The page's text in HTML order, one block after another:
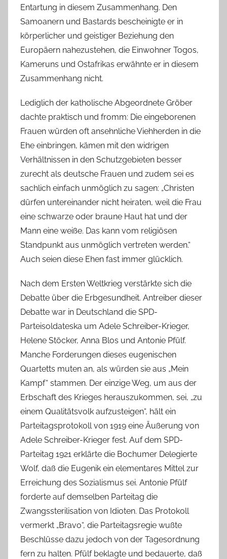
Entartung in diesem Zusammenhang. Den
Samoanern und Bastards bescheinigte er in
körperlicher und geistiger Beziehung den
Europäern nahezustehen, die Einwohner Togos,
Kameruns und Ostafrikas erwähnte er in diesem
Zusammenhang nicht.
Lediglich der katholische Abgeordnete Gröber
dachte praktisch und fromm: Die eingeborenen
Frauen würden oft ansehnliche Viehherden in die
Ehe einbringen, kämen mit den widrigen
Verhältnissen in den Schutzgebieten besser
zurecht als deutsche Frauen und zudem sei es
sachlich einfach unmöglich zu sagen: „Christen
dürfen untereinander nicht heiraten, weil die Frau
eine schwarze oder braune Haut hat und der
Mann eine weiße. Das kann vom religiösen
Standpunkt aus unmöglich vertreten werden.“
Auch seien diese Ehen fast immer glücklich.
Nach dem Ersten Weltkrieg verstärkte sich die
Debatte über die Erbgesundheit. Antreiber dieser
Debatte war in Deutschland die SPD-
Parteisoldateska um Adele Schreiber-Krieger,
Helene Stöcker, Anna Blos und Antonie Pfülf.
Manche Forderungen dieses eugenischen
Quartetts muten an, als würden sie aus „Mein
Kampf“ stammen. Der einzige Weg, um aus der
Erbschaft des Krieges herauszukommen, sei, „zu
einem Qualitätsvolk aufzusteigen“, hält ein
Parteitagsprotokoll von 1919 eine Äußerung von
Adele Schreiber-Krieger fest. Auf dem SPD-
Parteitag 1921 erklärte die Bochumer Delegierte
Wolf, daß die Eugenik ein elementares Mittel zur
Erreichung des Sozialismus sei. Antonie Pfülf
forderte auf demselben Parteitag die
Zwangssterilisation von Idioten. Das Protokoll
vermerkt „Bravo“, die Parteitagsregie wußte
Beschlüsse dazu jedoch von der Tagesordnung
fern zu halten. Pfülf beklagte und bedauerte, daß